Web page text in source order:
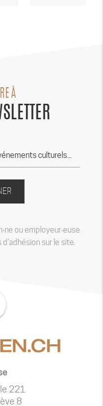
À
ou employeur‧euse
d'adhésion sur le site.
221
8